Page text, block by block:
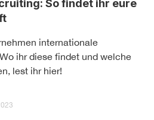
So findet ihr eure
internationale
ihr diese findet und welche
lest ihr hier!